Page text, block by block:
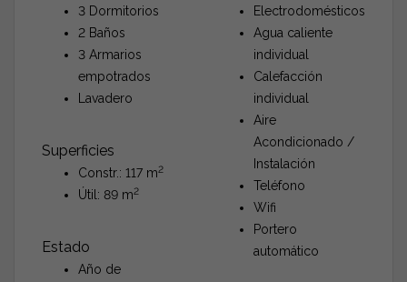
3 Dormitorios
2 Baños
3 Armarios
empotrados
Lavadero
Superficies
Constr.: 117 m2
Útil: 89 m2
Estado
Año de
Electrodomésticos
Agua caliente
individual
Calefacción
individual
Aire
Acondicionado /
Instalación
Teléfono
Wifi
Portero
automático